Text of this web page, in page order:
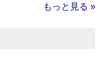
もっと見る »